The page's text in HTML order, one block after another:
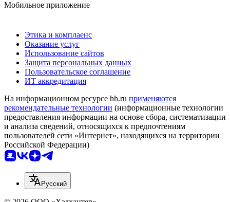
Мобильное приложение
Этика и комплаенс
Оказание услуг
Использование сайтов
Защита персональных данных
Пользовательское соглашение
ИТ аккредитация
На информационном ресурсе hh.ru применяются
рекомендательные технологии (информационные технологии
предоставления информации на основе сбора, систематизации
и анализа сведений, относящихся к предпочтениям
пользователей сети «Интернет», находящихся на территории
Российской Федерации)
Русский